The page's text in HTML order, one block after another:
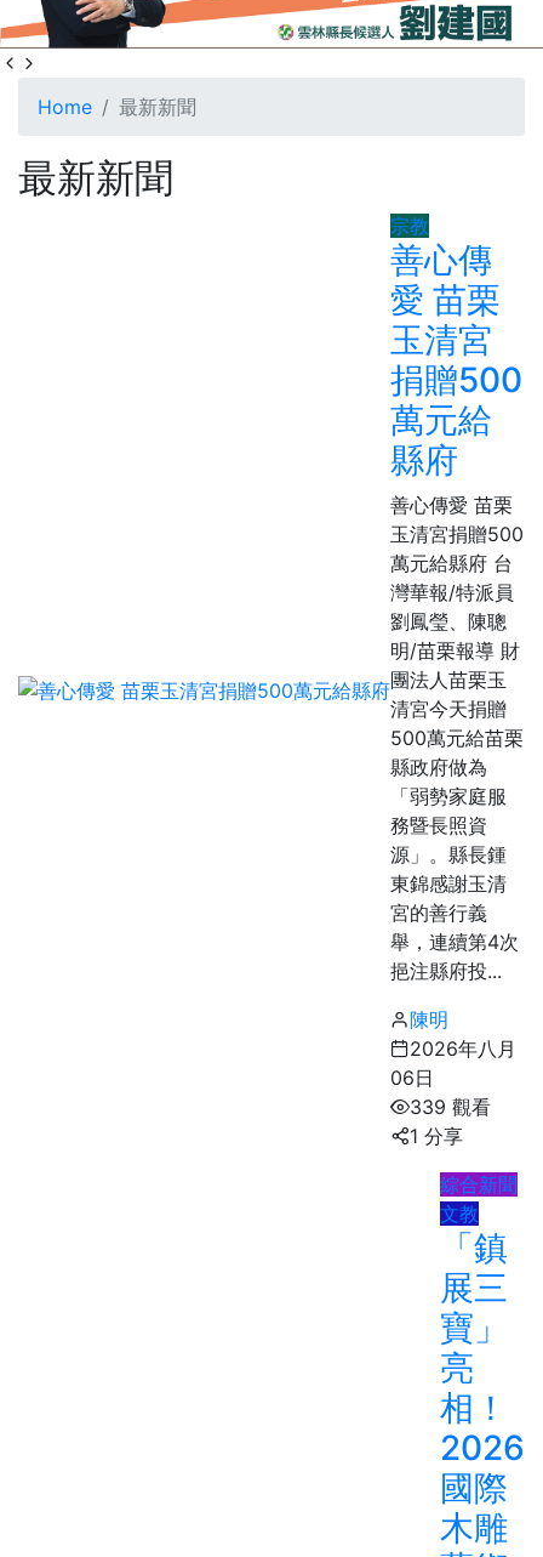
Home 最新新聞
最新新聞
宗教
善心傳
愛 苗栗
玉清宮
捐贈500
萬元給
縣府
善心傳愛 苗栗
玉清宮捐贈500
萬元給縣府 台
灣華報/特派員
劉鳳瑩、陳聰
明/苗栗報導 財
團法人苗栗玉
清宮今天捐贈
500萬元給苗栗
縣政府做為
「弱勢家庭服
務暨長照資
源」。縣長鍾
東錦感謝玉清
宮的善行義
舉，連續第4次
挹注縣府投...
陳明
2026年八月
06日
339 觀看
1 分享
綜合新聞
文教
「鎮
展三
寶」
亮
相！
2026
國際
木雕